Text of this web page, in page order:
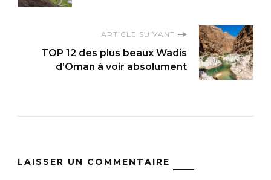
ARTICLE SUIVANT
TOP 12 des plus beaux Wadis
d’Oman à voir absolument
LAISSER UN COMMENTAIRE